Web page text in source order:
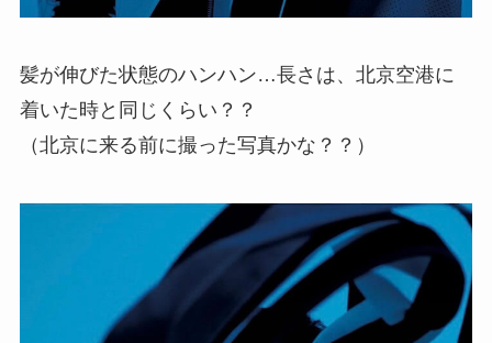
髪が伸びた状態のハンハン…長さは、北京空港に
着いた時と同じくらい？？
（北京に来る前に撮った写真かな？？）